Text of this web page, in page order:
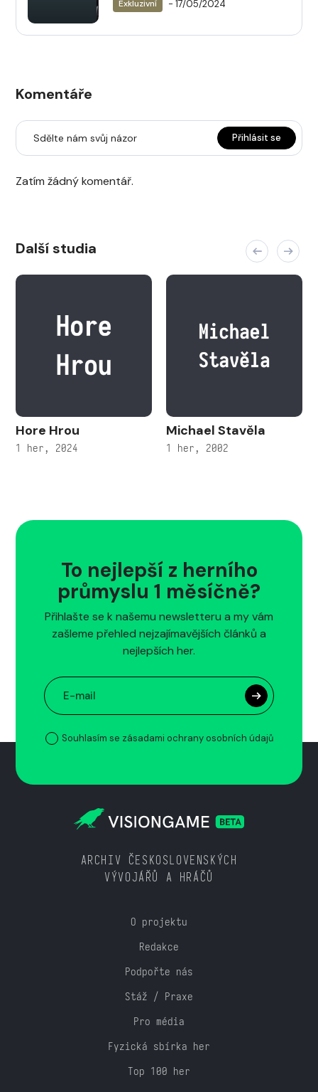
továrně na zábavu neumřít
Exkluzivní - 17/05/2024
Komentáře
Sdělte nám svůj názor Přihlásit se
Zatím žádný komentář.
Další studia
Hore Hrou
1 her, 2024
Michael Stavěla
1 her, 2002
To nejlepší z herního
průmyslu 1 měsíčně?
Přihlašte se k našemu newsletteru a my vám
zašleme přehled nejzajímavějších článků a
nejlepších her.
Souhlasím se zásadami ochrany osobních údajů
ARCHIV ČESKOSLOVENSKÝCH
VÝVOJÁŘŮ A HRÁČŮ
O projektu
Redakce
Podpořte nás
Stáž / Praxe
Pro média
Fyzická sbírka her
Top 100 her